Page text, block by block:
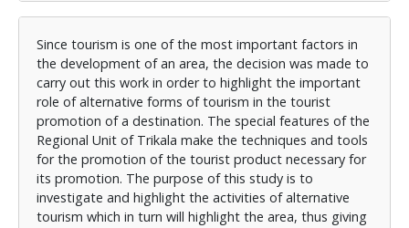
(αξιοθαύμαστοι φυσικοί πόροι, πολιτιστικός
πλούτος, βιοποικιλότητα, παραδοσιακά ήθη και
έθιμα) στοιχεία που συνιστούν μοχλό ανάπτυξης του
τουριστικού προϊόντος της Περιφερειακής Ενότητας
Τρικάλων. Τα αποτελέσματα της παρούσας εργασίας
θα μπορούσαν να αποτελέσουν ένα χρήσιμο
εργαλείο για όλους τους ενδιαφερομένους και
εμπλεκομένους στην προώθηση του τουριστικού
προϊόντος της περιοχής προκειμένου να βοηθήσουν
τόσο στην οικονομική όσο και στην τουριστική
Since tourism is one of the most important factors in
the development of an area, the decision was made to
carry out this work in order to highlight the important
role of alternative forms of tourism in the tourist
promotion of a destination. The special features of the
Regional Unit of Trikala make the techniques and tools
for the promotion of the tourist product necessary for
its promotion. The purpose of this study is to
investigate and highlight the activities of alternative
tourism which in turn will highlight the area, thus giving